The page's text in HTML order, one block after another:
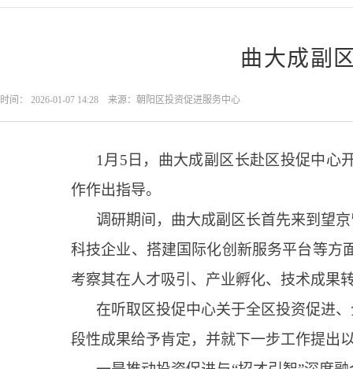
曲大成副
时间： 2026-01-07 14:28 来源：朝阳区投资促进服务中心
1月5日，曲大成副区长赴区投促中心
作作出指导。
调研期间，曲大成副区长首先来到望
科技企业、搭建国际化创新服务平台等方
考察其在人才吸引、产业孵化、技术成果
在听取区投促中心关于全区投资促进
段性成果给予肯定，并就下一步工作提出